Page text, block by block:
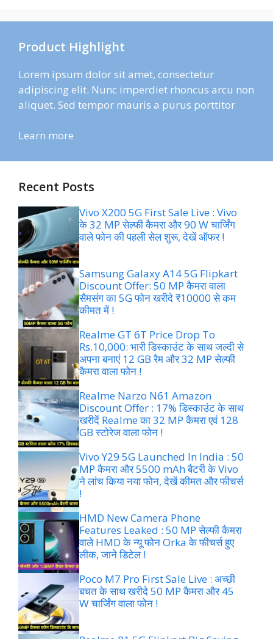
Product Highlight
Lorem ipsum dolor sit amet, consectetur
adipiscing elit. Nunc imperdiet rhoncus arcu non
aliquet. Sed tempor mauris a purus porttitor
Learn more
Recent Posts
Vivo X200 5G First Sale Live : Vivo
के 32 MP सेल्फी कैमरा और 90 W चार्जिंग
वाले फोन की पहली सेल शुरू, देखें ऑफर !
Samsung Galaxy A14 5G Flipkart
Discount Offer: 50 MP कैमरा वाला
सैमसंग का 5G फोन खरीदे ₹10000 से कम
कीमत में !
Realme GT 6T Price Drop To
Rs.10,000: भारी डिस्काउंट के साथ जल्दी से
अपना बनाएं 12 GB रैम और 32 MP सेल्फी
कैमरा वाला फोन !
Realme Narzo N61 Amazon
Discount Offer : 17% डिस्काउंट के साथ
खरीदें Realme का 32 MP कैमरा एवं 128
GB स्टोरेज वाला फोन !
Vivo Y29 5G Launched In India : 50
MP कैमरा और 5500 mAh बैटरी के Vivo
ने लांच किया नया फोन, देखें कीमत और फीचर्स
!
HMD New Camera Phone
Features Leaked : 50 MP सेल्फी कैमरा
वाले HMD के न्यू फोन Orka के फीचर्स हुए
लीक, जाने डिटेल !
Poco M7 Pro First Sale Live : अच्छी
बचत के साथ खरीदे 50 MP कैमरा और 45
W चार्जिंग वाला फोन !